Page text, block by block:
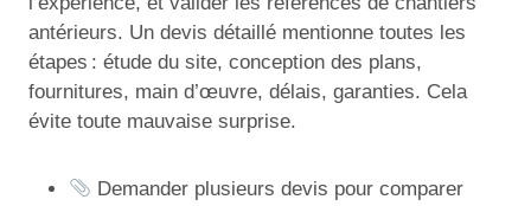
antérieurs. Un devis détaillé mentionne toutes les
étapes : étude du site, conception des plans,
fournitures, main d’œuvre, délais, garanties. Cela
évite toute mauvaise surprise.
Demander plusieurs devis pour comparer